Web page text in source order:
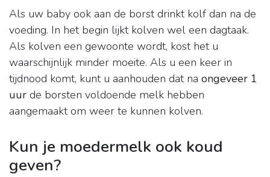
Als uw baby ook aan de borst drinkt kolf dan na de
voeding. In het begin lijkt kolven wel een dagtaak.
Als kolven een gewoonte wordt, kost het u
waarschijnlijk minder moeite. Als u een keer in
tijdnood komt, kunt u aanhouden dat na ongeveer 1
uur de borsten voldoende melk hebben
aangemaakt om weer te kunnen kolven.
Kun je moedermelk ook koud
geven?